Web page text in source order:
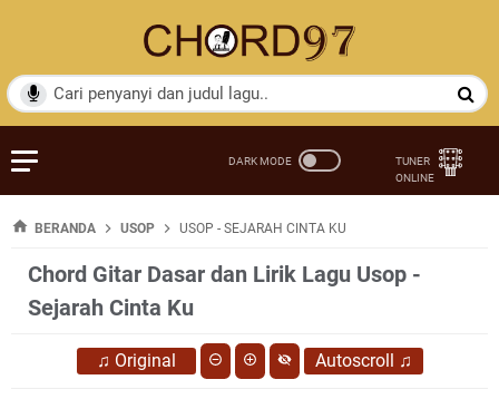
BERANDA USOP USOP - SEJARAH CINTA KU
Chord Gitar Dasar dan Lirik Lagu Usop -
Sejarah Cinta Ku
♫ Original Autoscroll ♫